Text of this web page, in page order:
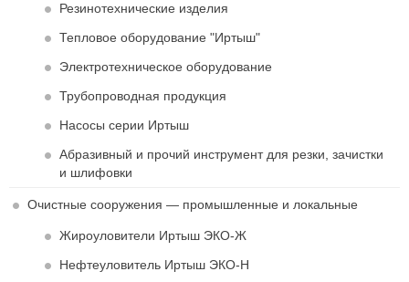
Резинотехнические изделия
Тепловое оборудование "Иртыш"
Электротехническое оборудование
Трубопроводная продукция
Насосы серии Иртыш
Абразивный и прочий инструмент для резки, зачистки
и шлифовки
Очистные сооружения — промышленные и локальные
Жироуловители Иртыш ЭКО-Ж
Нефтеуловитель Иртыш ЭКО-Н